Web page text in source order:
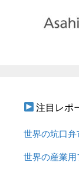
注目レポ
世界の坑口
世界の産業